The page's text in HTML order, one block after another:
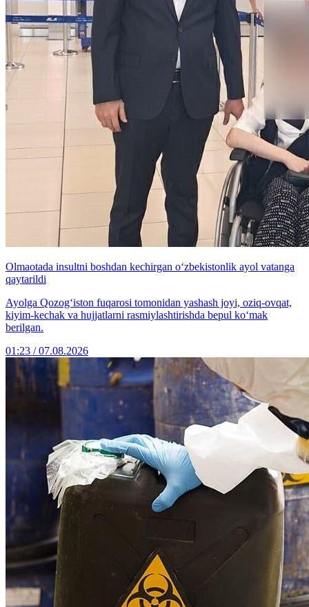
Olmaotada insultni boshdan kechirgan o‘zbekistonlik ayol vatanga
qaytarildi
Ayolga Qozog‘iston fuqarosi tomonidan yashash joyi, oziq-ovqat,
kiyim-kechak va hujjatlarni rasmiylashtirishda bepul ko‘mak
berilgan.
01:23 / 07.08.2026